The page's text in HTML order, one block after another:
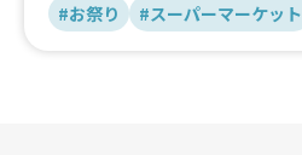
#お祭り #スーパーマーケット